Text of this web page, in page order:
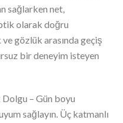
sağlarken net,
olarak doğru
ve gözlük arasında geçiş
bir deneyim isteyen
– Gün boyu
sağlayın. Üç katmanlı